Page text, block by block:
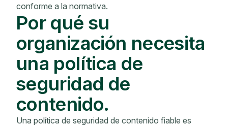
conforme a la normativa.
Por qué su
organización necesita
una política de
seguridad de
contenido.
Una política de seguridad de contenido fiable es